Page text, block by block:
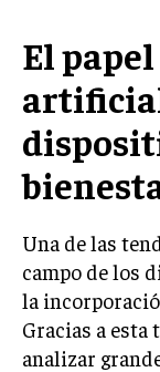
El
Una de las
campo de los
la
Gracias a
analizar